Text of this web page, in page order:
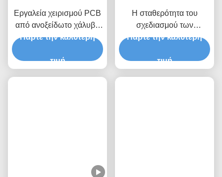
Συγγενικά Προϊόντα
από ανοξείδωτο χάλυβα